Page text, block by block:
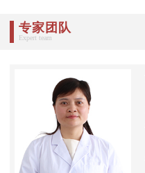
专家团队
Expert team